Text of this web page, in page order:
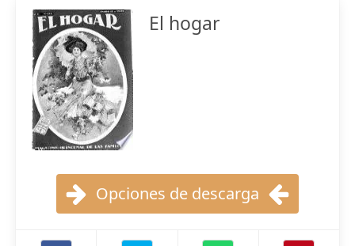
El hogar
Opciones de descarga